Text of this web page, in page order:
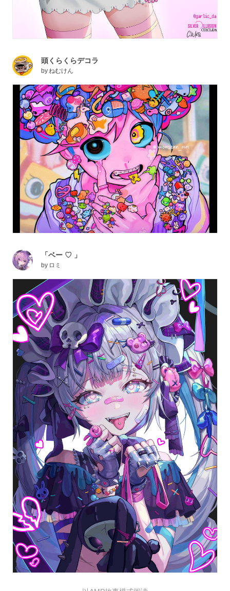
頭くらくらデコラ
byねむけん
「ベー ♡ 」
by ロミ